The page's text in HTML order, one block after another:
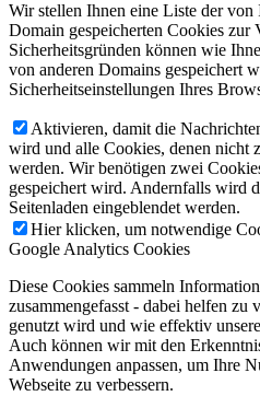
Wir stellen Ihnen eine Liste der von
Domain gespeicherten Cookies zur
Sicherheitsgründen können wie
von anderen Domains gespeichert
Sicherheitseinstellungen Ihres
Aktivieren, damit die
wird und alle Cookies, denen nicht
werden. Wir benötigen zwei
gespeichert wird. Andernfalls wird
Seitenladen eingeblendet werden.
Hier klicken, um notwendige
Google Analytics Cookies
Diese Cookies sammeln
zusammengefasst - dabei helfen zu
genutzt wird und wie effektiv
Auch können wir mit den
Anwendungen anpassen, um Ihre
Webseite zu verbessern.